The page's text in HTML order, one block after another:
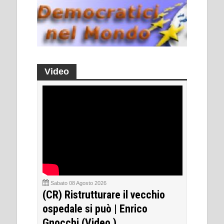
Video
Sabato 08 Agosto 2026
(CR) Ristrutturare il vecchio
ospedale si può | Enrico